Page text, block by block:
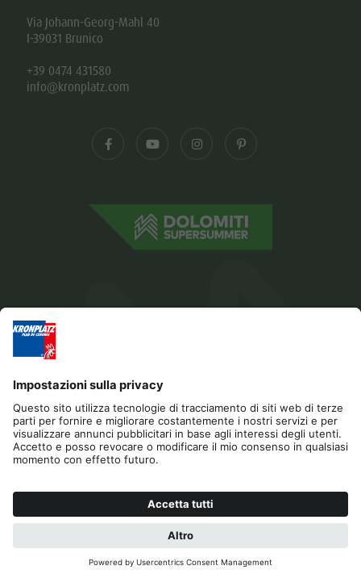
Via Johann-Georg-Mahl 40
I-39031 Brunico
+39 0474 431580
info@kronplatz.com
Editoria Privacy Dichiarazione di accessibilità
Contatto
B2B
Cookies Press & Media